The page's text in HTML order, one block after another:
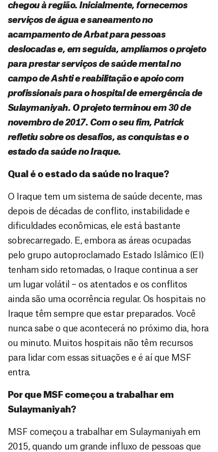
chegou à região. Inicialmente, fornecemos
serviços de água e saneamento no
acampamento de Arbat para pessoas
deslocadas e, em seguida, ampliamos o projeto
para prestar serviços de saúde mental no
campo de Ashti e reabilitação e apoio com
profissionais para o hospital de emergência de
Sulaymaniyah. O projeto terminou em 30 de
novembro de 2017. Com o seu fim, Patrick
refletiu sobre os desafios, as conquistas e o
estado da saúde no Iraque.
Qual é o estado da saúde no Iraque?
O Iraque tem um sistema de saúde decente, mas
depois de décadas de conflito, instabilidade e
dificuldades econômicas, ele está bastante
sobrecarregado. E, embora as áreas ocupadas
pelo grupo autoproclamado Estado Islâmico (EI)
tenham sido retomadas, o Iraque continua a ser
um lugar volátil – os atentados e os conflitos
ainda são uma ocorrência regular. Os hospitais no
Iraque têm sempre que estar preparados. Você
nunca sabe o que acontecerá no próximo dia, hora
ou minuto. Muitos hospitais não têm recursos
para lidar com essas situações e é aí que MSF
entra.
Por que MSF começou a trabalhar em
Sulaymaniyah?
MSF começou a trabalhar em Sulaymaniyah em
2015, quando um grande influxo de pessoas que